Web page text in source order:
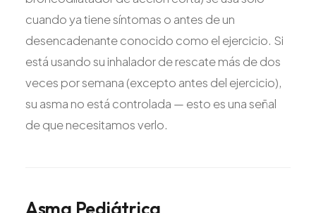
cuando ya tiene síntomas o antes de un
desencadenante conocido como el ejercicio. Si
está usando su inhalador de rescate más de dos
veces por semana (excepto antes del ejercicio),
su asma no está controlada — esto es una señal
de que necesitamos verlo.